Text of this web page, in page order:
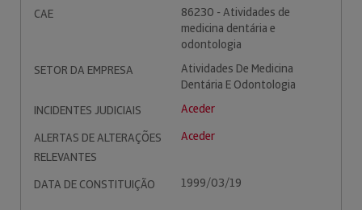
CAE
86230 - Atividades de
medicina dentária e
odontologia
SETOR DA EMPRESA
Atividades De Medicina
Dentária E Odontologia
INCIDENTES JUDICIAIS
Aceder
ALERTAS DE ALTERAÇÕES
RELEVANTES
Aceder
DATA DE CONSTITUIÇÃO 1999/03/19